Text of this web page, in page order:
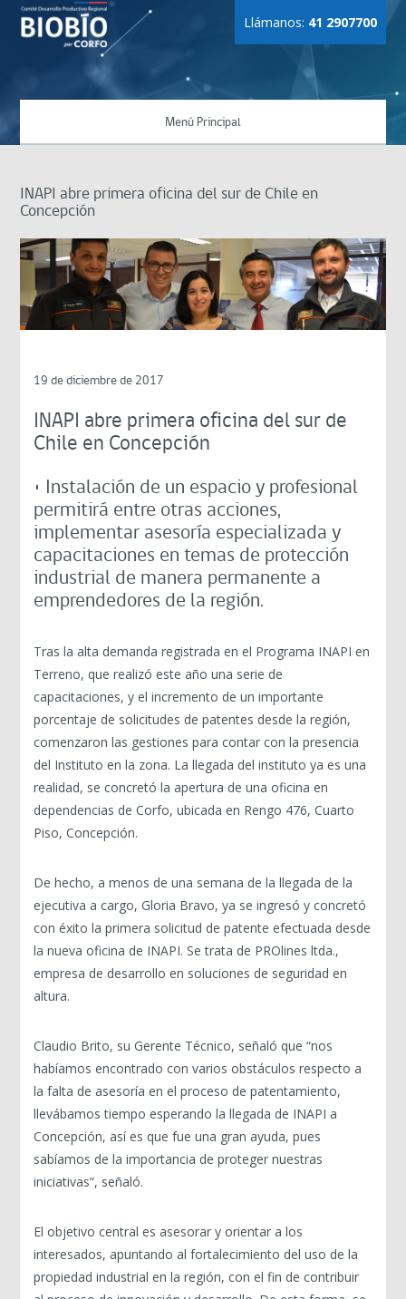
Llámanos: 41 2907700
Menú Principal
INAPI abre primera oficina del sur de Chile en
Concepción
19 de diciembre de 2017
INAPI abre primera oficina del sur de
Chile en Concepción
• Instalación de un espacio y profesional
permitirá entre otras acciones,
implementar asesoría especializada y
capacitaciones en temas de protección
industrial de manera permanente a
emprendedores de la región.
Tras la alta demanda registrada en el Programa INAPI en
Terreno, que realizó este año una serie de
capacitaciones, y el incremento de un importante
porcentaje de solicitudes de patentes desde la región,
comenzaron las gestiones para contar con la presencia
del Instituto en la zona. La llegada del instituto ya es una
realidad, se concretó la apertura de una oficina en
dependencias de Corfo, ubicada en Rengo 476, Cuarto
Piso, Concepción.
De hecho, a menos de una semana de la llegada de la
ejecutiva a cargo, Gloria Bravo, ya se ingresó y concretó
con éxito la primera solicitud de patente efectuada desde
la nueva oficina de INAPI. Se trata de PROlines ltda.,
empresa de desarrollo en soluciones de seguridad en
altura.
Claudio Brito, su Gerente Técnico, señaló que “nos
habíamos encontrado con varios obstáculos respecto a
la falta de asesoría en el proceso de patentamiento,
llevábamos tiempo esperando la llegada de INAPI a
Concepción, así es que fue una gran ayuda, pues
sabíamos de la importancia de proteger nuestras
iniciativas”, señaló.
El objetivo central es asesorar y orientar a los
interesados, apuntando al fortalecimiento del uso de la
propiedad industrial en la región, con el fin de contribuir